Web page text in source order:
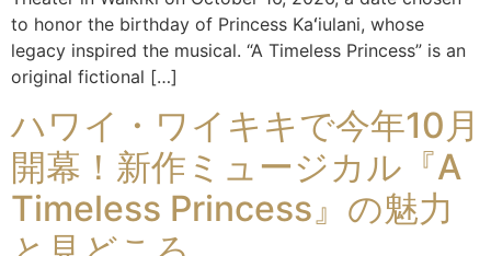
to honor the birthday of Princess Kaʻiulani, whose
legacy inspired the musical. “A Timeless Princess” is an
original fictional […]
ハワイ・ワイキキで今年10月
開幕！新作ミュージカル『A
Timeless Princess』の魅力